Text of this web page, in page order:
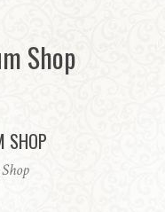
Shop
SHOP